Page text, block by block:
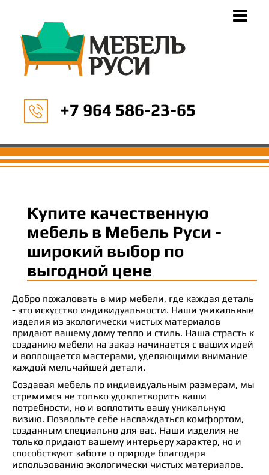
+7 964 586-23-65
Купите качественную
мебель в Мебель Руси -
широкий выбор по
выгодной цене
Добро пожаловать в мир мебели, где каждая деталь
- это искусство индивидуальности. Наши уникальные
изделия из экологически чистых материалов
придают вашему дому тепло и стиль. Наша страсть к
созданию мебели на заказ начинается с ваших идей
и воплощается мастерами, уделяющими внимание
каждой мельчайшей детали.
Создавая мебель по индивидуальным размерам, мы
стремимся не только удовлетворить ваши
потребности, но и воплотить вашу уникальную
визию. Позвольте себе наслаждаться комфортом,
созданным специально для вас. Наши изделия не
только придают вашему интерьеру характер, но и
способствуют заботе о природе благодаря
использованию экологически чистых материалов.